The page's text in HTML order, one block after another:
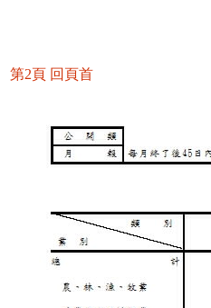
第2頁 回頁首